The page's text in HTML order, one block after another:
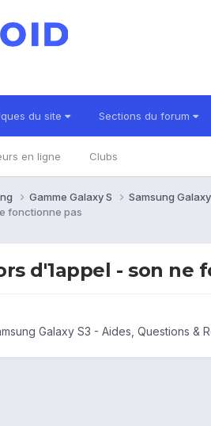
du site Sections du forum
en ligne Clubs
Gamme Galaxy S Samsung
fonctionne pas
d'1appel - son ne
Galaxy S3 - Aides, Questions &